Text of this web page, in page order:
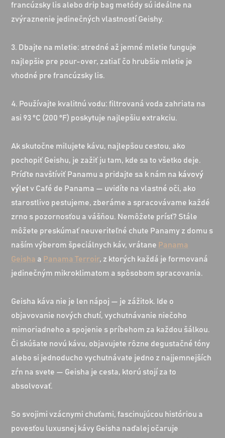
francúzsky lis alebo drip bag metódy sú ideálne na
zvýraznenie jedinečných vlastností Geishy.
3. Dbajte na mletie: stredné až jemné mletie funguje
najlepšie pre pour-over, zatiaľ čo hrubšie mletie je
vhodné pre francúzsky lis.
4. Používajte kvalitnú vodu: filtrovaná voda zahriata na
asi 93 °C (200 °F) poskytuje najlepšiu extrakciu.
Ak skutočne milujete kávu, najlepšou cestou, ako
pochopiť Geishu, je zažiť ju tam, kde sa to všetko deje.
Príďte navštíviť Panamu a pridajte sa k nám na kávový
výletv Café de Panama — uvidíte na vlastné oči, ako
starostlivo pestujeme, zberáme a spracovávame každé
zrno s pozornosťou a vášňou. Nemôžete prísť? Stále
môžete preskúmať neuveriteľné chute Panamy z domu s
naším výberom špeciálnych káv, vrátane Panama
Geisha a Panama Terroir, z ktorých každá je formovaná
jedinečným mikroklimatom a spôsobom spracovania.
Geisha káva nie je len nápoj — je zážitok. Ide o
objavovanie nových chutí, vychutnávanie niečoho
mimoriadneho a spojenie s príbehom za každou šálkou.
Či skúšate novú kávu, objavujete rôzne degustačné tóny
alebo si jednoducho vychutnávate jedno z najjemnejších
zŕn na svete — Geisha je cesta, ktorú stojí za to
absolvovať.
So svojimi vzácnymi chuťami, fascinujúcou históriou a
povesťou luxusnej kávy Geisha naďalej očaruje